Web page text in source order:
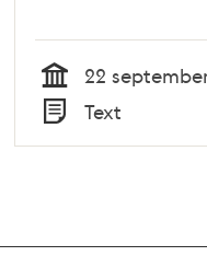
Tid
22
Typ
Text